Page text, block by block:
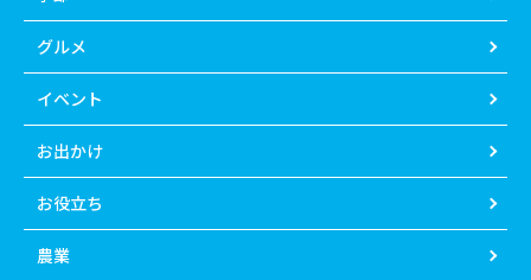
グルメ
イベント
お出かけ
お役立ち
農業